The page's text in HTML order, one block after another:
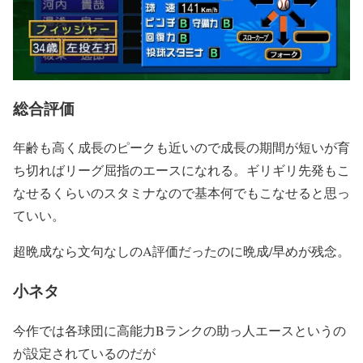
総合評価
年齢も高く成長のピークも近いので成長の期間が短いが育
ち切ればリーグ屈指のエースになれる。ギリギリ先発もこ
なせるくらいのスタミナなので基本何でもこなせると思っ
ていい。
超晩成なら文句なしのA評価だったのに晩成/早めが残念。
小ネタ
今作では各球団に高能力Bランクの助っ人エースというの
が設定されているのだが